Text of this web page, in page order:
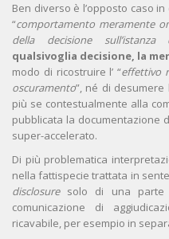
Ben diverso è l’opposto caso
“comportamento meramente
della decisione sull’istanza
qualsivoglia decisione, la
modo di ricostruire l’ “effettivo
oscuramento”, né di desumere
più se contestualmente alla
pubblicata la documentazione
super-accelerato.
Di più problematica
nella fattispecie trattata in
disclosuresolo di una parte
comunicazione di
ricavabile, per esempio in